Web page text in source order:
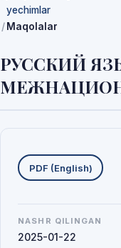
yechimlar
Maqolalar
РУССКИЙ
Yuklab
PDF (English)
NASHR QILINGAN
2025-01-22